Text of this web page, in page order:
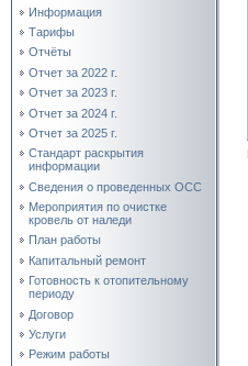
Информация
Тарифы
Отчёты
Отчет за 2022 г.
Отчет за 2023 г.
Отчет за 2024 г.
Отчет за 2025 г.
Стандарт раскрытия
информации
Сведения о проведенных ОСС
Мероприятия по очистке
кровель от наледи
План работы
Капитальный ремонт
Готовность к отопительному
периоду
Договор
Услуги
Режим работы